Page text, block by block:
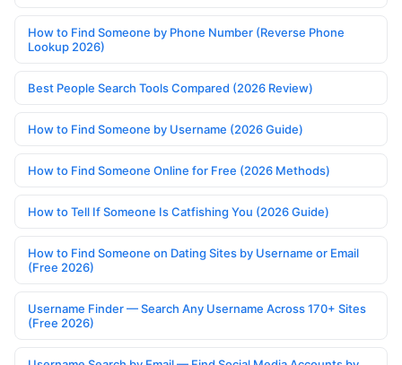
How to Find Someone by Phone Number (Reverse Phone
Lookup 2026)
Best People Search Tools Compared (2026 Review)
How to Find Someone by Username (2026 Guide)
How to Find Someone Online for Free (2026 Methods)
How to Tell If Someone Is Catfishing You (2026 Guide)
How to Find Someone on Dating Sites by Username or Email
(Free 2026)
Username Finder — Search Any Username Across 170+ Sites
(Free 2026)